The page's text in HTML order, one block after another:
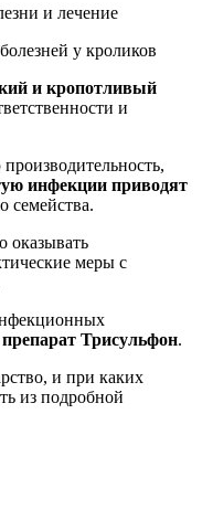
и лечение
и кропотливый
и
инфекции приводят
семейства.
оказывать
меры с
Трисульфон.
и при каких
из подробной